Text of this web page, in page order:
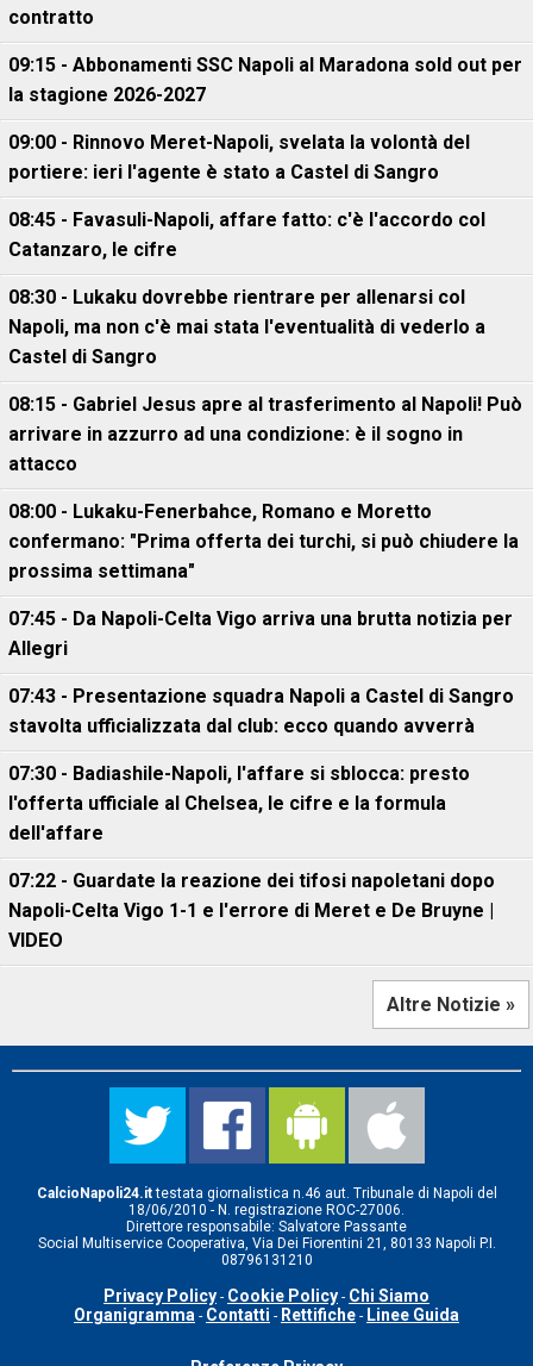
contratto
09:15 - Abbonamenti SSC Napoli al Maradona sold out per
la stagione 2026-2027
09:00 - Rinnovo Meret-Napoli, svelata la volontà del
portiere: ieri l'agente è stato a Castel di Sangro
08:45 - Favasuli-Napoli, affare fatto: c'è l'accordo col
Catanzaro, le cifre
08:30 - Lukaku dovrebbe rientrare per allenarsi col
Napoli, ma non c'è mai stata l'eventualità di vederlo a
Castel di Sangro
08:15 - Gabriel Jesus apre al trasferimento al Napoli! Può
arrivare in azzurro ad una condizione: è il sogno in
attacco
08:00 - Lukaku-Fenerbahce, Romano e Moretto
confermano: "Prima offerta dei turchi, si può chiudere la
prossima settimana"
07:45 - Da Napoli-Celta Vigo arriva una brutta notizia per
Allegri
07:43 - Presentazione squadra Napoli a Castel di Sangro
stavolta ufficializzata dal club: ecco quando avverrà
07:30 - Badiashile-Napoli, l'affare si sblocca: presto
l'offerta ufficiale al Chelsea, le cifre e la formula
dell'affare
07:22 - Guardate la reazione dei tifosi napoletani dopo
Napoli-Celta Vigo 1-1 e l'errore di Meret e De Bruyne |
VIDEO
Altre Notizie »
CalcioNapoli24.ittestata giornalistica n.46 aut. Tribunale di Napoli del
18/06/2010 - N. registrazione ROC-27006.
Direttore responsabile: Salvatore Passante
Social Multiservice Cooperativa, Via Dei Fiorentini 21, 80133 Napoli P.I.
08796131210
Privacy Policy - Cookie Policy - Chi Siamo
Organigramma - Contatti - Rettifiche - Linee Guida